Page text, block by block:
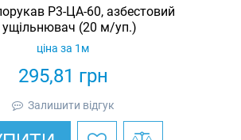
Р3-ЦА-60, азбестовий
ущільнювач (20 м/уп.)
295,81 грн
ціна за 1м
Залишити відгук